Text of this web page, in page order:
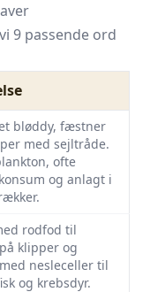
9 passende ord
bløddy, fæstner
med sejltråde.
ofte
og anlagt i
rodfod til
klipper og
nesleceller til
og krebsdyr.